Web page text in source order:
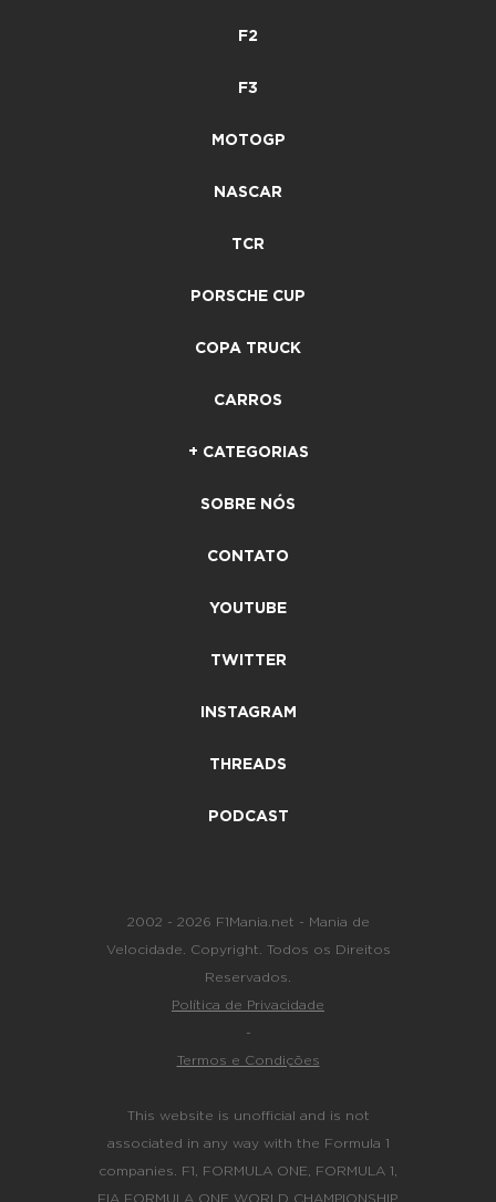
F2
F3
MOTOGP
NASCAR
TCR
PORSCHE CUP
COPA TRUCK
CARROS
+ CATEGORIAS
SOBRE NÓS
CONTATO
YOUTUBE
TWITTER
INSTAGRAM
THREADS
PODCAST
2002 - 2026 F1Mania.net - Mania de
Velocidade. Copyright. Todos os Direitos
Reservados.
Política de Privacidade
-
Termos e Condições
This website is unofficial and is not
associated in any way with the Formula 1
companies. F1, FORMULA ONE, FORMULA 1,
FIA FORMULA ONE WORLD CHAMPIONSHIP,